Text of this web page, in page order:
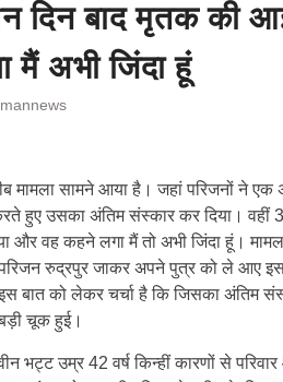
दिन बाद मृतक की
मैं अभी जिंदा हूं
मामला सामने आया है। जहां परिजनों ने एक
हुए उसका अंतिम संस्कार कर दिया। वहीं 3
और वह कहने लगा मैं तो अभी जिंदा हूं।
रुद्रपुर जाकर अपने पुत्र को ले आए
बात को लेकर चर्चा है कि जिसका अंतिम
चूक हुई।
भट्ट उम्र 42 वर्ष किन्हीं कारणों से